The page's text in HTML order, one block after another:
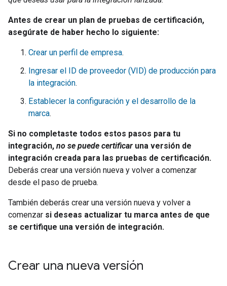
Antes de crear un plan de pruebas de certificación,
asegúrate de haber hecho lo siguiente:
Crear un perfil de empresa.
Ingresar el ID de proveedor (VID) de producción para
la integración.
Establecer la configuración y el desarrollo de la
marca.
Si no completaste todos estos pasos para tu
integración, no se puede certificar una versión de
integración creada para las pruebas de certificación.
Deberás crear una versión nueva y volver a comenzar
desde el paso de prueba.
También deberás crear una versión nueva y volver a
comenzar si deseas actualizar tu marca antes de que
se certifique una versión de integración.
Crear una nueva versión